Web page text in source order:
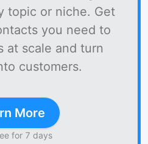
topic or niche. Get
you need to
at scale and turn
customers.
More
for 7 days